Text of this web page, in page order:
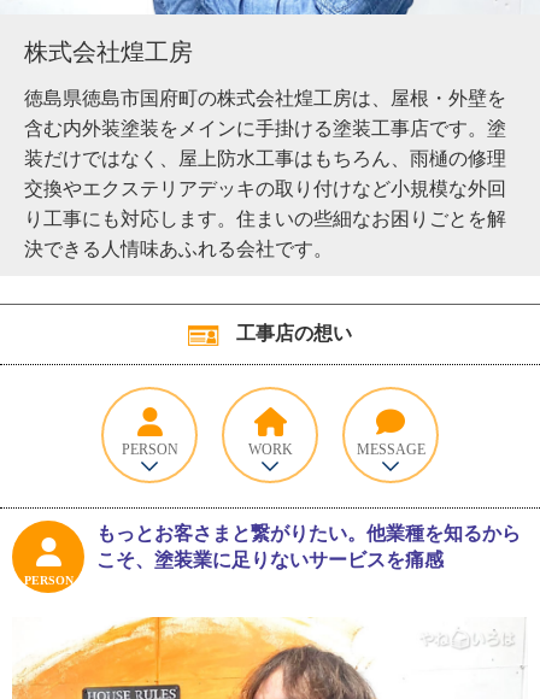
株式会社煌工房
徳島県徳島市国府町の株式会社煌工房は、屋根・外壁を
含む内外装塗装をメインに手掛ける塗装工事店です。塗
装だけではなく、屋上防水工事はもちろん、雨樋の修理
交換やエクステリアデッキの取り付けなど小規模な外回
り工事にも対応します。住まいの些細なお困りごとを解
決できる人情味あふれる会社です。
工事店の想い
PERSON WORK MESSAGE
PERSON
もっとお客さまと繋がりたい。他業種を知るから
こそ、塗装業に足りないサービスを痛感